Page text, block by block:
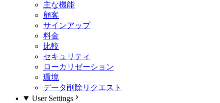
主な機能
顧客
サインアップ
料金
比較
セキュリティ
ローカリゼーション
環境
データ削除リクエスト
User Settings